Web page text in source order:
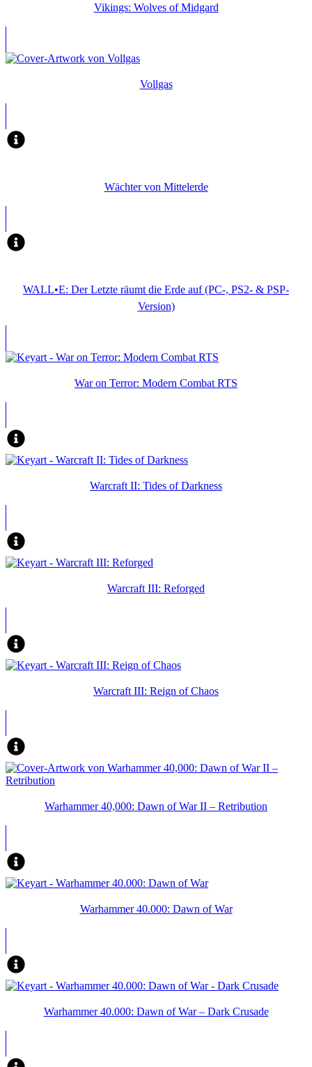
Vikings: Wolves of Midgard
Vollgas
Wächter von Mittelerde
WALL•E: Der Letzte räumt die Erde auf (PC-, PS2- & PSP-
Version)
War on Terror: Modern Combat RTS
Warcraft II: Tides of Darkness
Warcraft III: Reforged
Warcraft III: Reign of Chaos
Warhammer 40,000: Dawn of War II – Retribution
Warhammer 40.000: Dawn of War
Warhammer 40.000: Dawn of War – Dark Crusade